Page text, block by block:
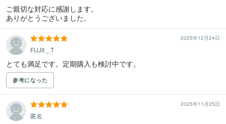
ご親切な対応に感謝します。
ありがとうございました。
2025年12月24日
FUJII＿T
とても満足です。定期購入も検討中です。
参考になった
2025年11月25日
匿名